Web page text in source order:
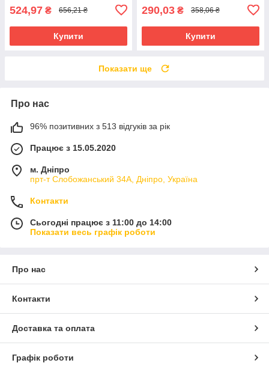
524,97 ₴ 656,21 ₴
Купити
290,03 ₴ 358,06 ₴
Купити
Показати ще
Про нас
96% позитивних з 513 відгуків за рік
Працює з 15.05.2020
м. Дніпро
прт-т Слобожанський 34А, Дніпро, Україна
Контакти
Сьогодні працює з 11:00 до 14:00
Показати весь графік роботи
Про нас
Контакти
Доставка та оплата
Графік роботи